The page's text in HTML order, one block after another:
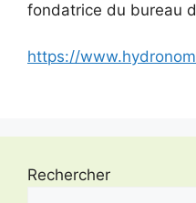
fondatrice du bureau
https://
Rechercher